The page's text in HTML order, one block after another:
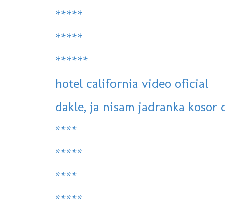
*****
*****
******
hotel california video oficial
dakle, ja nisam jadranka kosor
****
*****
****
*****